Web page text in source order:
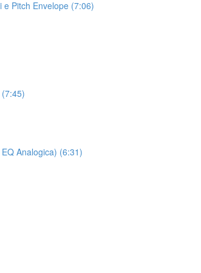
Pitch Envelope (7:06)
Analogica) (6:31)